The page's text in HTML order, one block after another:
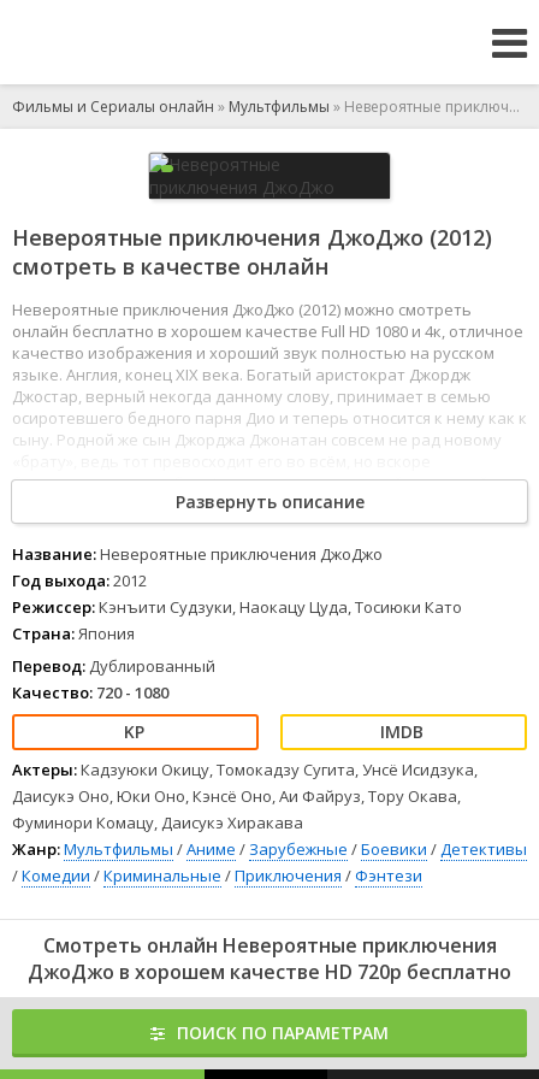
Фильмы и Сериалы онлайн » Мультфильмы » Невероятные приключения ДжоДжо
Невероятные приключения ДжоДжо (2012)
смотреть в качестве онлайн
Невероятные приключения ДжоДжо (2012) можно смотреть
онлайн бесплатно в хорошем качестве Full HD 1080 и 4к, отличное
качество изображения и хороший звук полностью на русском
языке. Англия, конец XIX века. Богатый аристократ Джордж
Джостар, верный некогда данному слову, принимает в семью
осиротевшего бедного парня Дио и теперь относится к нему как к
сыну. Родной же сын Джорджа Джонатан совсем не рад новому
благородство отца обернётся для него настоящей трагедией.
Внимание Дио привлекает Каменная маска - семейная реликвия,
украв которую он высвобождает древние силы, способные
превратить его в неуязвимого вампира. На протяжении многих
десятилетий против зла будут сражаться представители разных
поколений семьи Джостар: Джонатан Джостар, Джозеф Джостар,
Джотаро Куджо, Джосукэ Хигасиката, Джорно Джованна, Джолин
Куджо.
1
7
Развернуть описание
Название:Невероятные приключения ДжоДжо
Год выхода:2012
Режиссер:Кэнъити Судзуки, Наокацу Цуда, Тосиюки Като
Страна:Япония
Перевод: Дублированный
Качество: 720 - 1080
Актеры:Кадзуюки Окицу, Томокадзу Сугита, Унсё Исидзука,
Даисукэ Оно, Юки Оно, Кэнсё Оно, Аи Файруз, Тору Окава,
Фуминори Комацу, Даисукэ Хиракава
Жанр:Мультфильмы /Аниме / Зарубежные /Боевики /Детективы
/Комедии /Криминальные /Приключения /Фэнтези
Смотреть онлайн Невероятные приключения
ДжоДжо в хорошем качестве HD 720p бесплатно
ПОИСК ПО ПАРАМЕТРАМ